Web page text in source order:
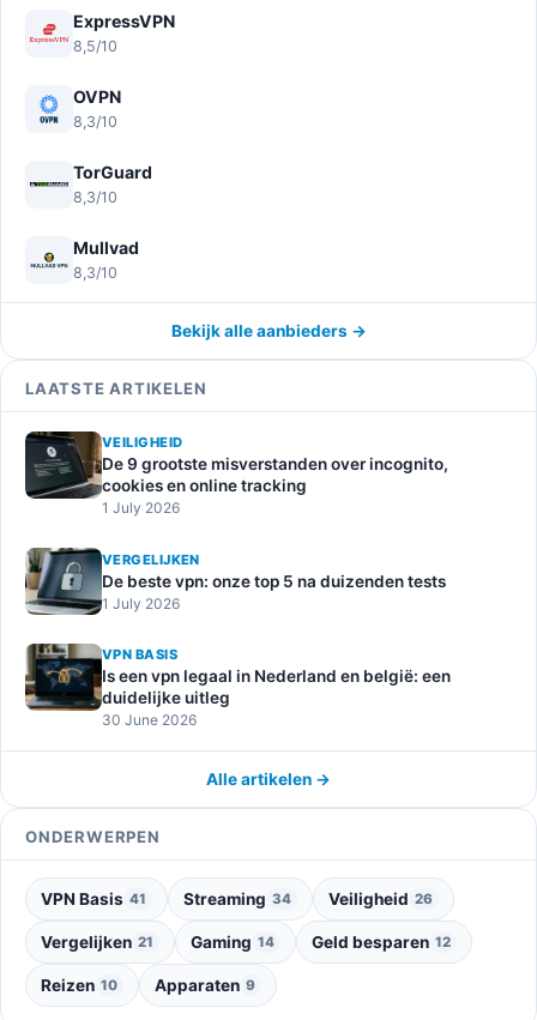
ExpressVPN
8,5/10
OVPN
8,3/10
TorGuard
8,3/10
Mullvad
8,3/10
Bekijk alle aanbieders →
LAATSTE ARTIKELEN
VEILIGHEID
De 9 grootste misverstanden over incognito,
cookies en online tracking
1 July 2026
VERGELIJKEN
De beste vpn: onze top 5 na duizenden tests
1 July 2026
VPN BASIS
Is een vpn legaal in Nederland en belgië: een
duidelijke uitleg
30 June 2026
Alle artikelen →
ONDERWERPEN
VPN Basis 41 Streaming 34 Veiligheid 26
Vergelijken 21 Gaming 14 Geld besparen 12
Reizen 10 Apparaten 9